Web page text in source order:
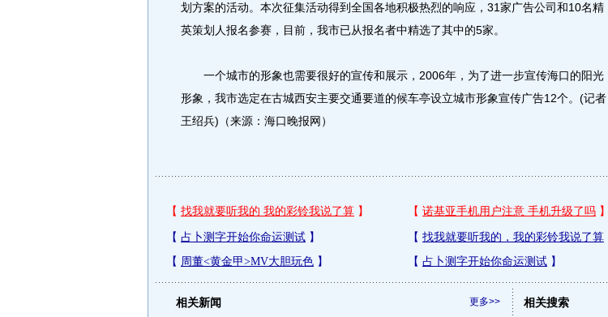
划方案的活动。本次征集活动得到全国各地积极热烈的响应，31家广告公司和10名精
英策划人报名参赛，目前，我市已从报名者中精选了其中的5家。
一个城市的形象也需要很好的宣传和展示，2006年，为了进一步宣传海口的阳光
形象，我市选定在古城西安主要交通要道的候车亭设立城市形象宣传广告12个。(记者
王绍兵)（来源：海口晚报网）
更多>>
相关新闻
相关搜索